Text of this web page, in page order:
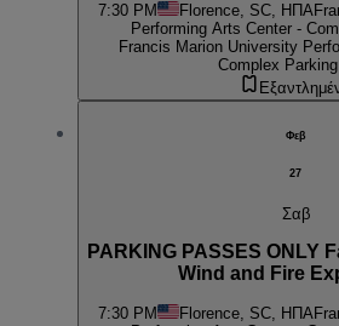
7:30 PM Florence, SC, ΗΠΑ
Performing Arts Center -
Francis Marion University
Complex
Φεβ
27
Σαβ
PARKING PASSES ONLY
Wind and Fire
7:30 PM Florence, SC, ΗΠΑ